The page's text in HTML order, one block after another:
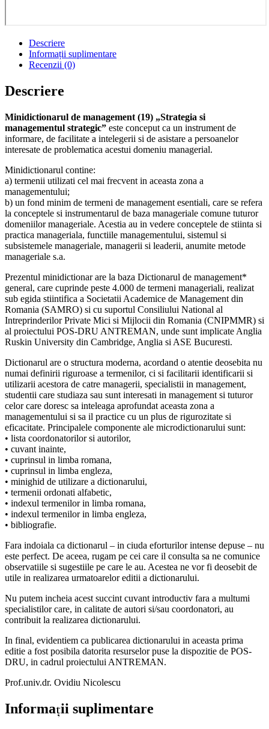
Descriere
Informații suplimentare
Recenzii (0)
Descriere
Minidictionarul de management (19) „Strategia si
managementul strategic” este conceput ca un instrument de
informare, de facilitate a intelegerii si de asistare a persoanelor
interesate de problematica acestui domeniu managerial.
Minidictionarul contine:
a) termenii utilizati cel mai frecvent in aceasta zona a
managementului;
b) un fond minim de termeni de management esentiali, care se refera
la conceptele si instrumentarul de baza manageriale comune tuturor
domeniilor manageriale. Acestia au in vedere conceptele de stiinta si
practica manageriala, functiile managementului, sistemul si
subsistemele manageriale, managerii si leaderii, anumite metode
manageriale s.a.
Prezentul minidictionar are la baza Dictionarul de management*
general, care cuprinde peste 4.000 de termeni manageriali, realizat
sub egida stiintifica a Societatii Academice de Management din
Romania (SAMRO) si cu suportul Consiliului National al
Intreprinderilor Private Mici si Mijlocii din Romania (CNIPMMR) si
al proiectului POS-DRU ANTREMAN, unde sunt implicate Anglia
Ruskin University din Cambridge, Anglia si ASE Bucuresti.
Dictionarul are o structura moderna, acordand o atentie deosebita nu
numai definirii riguroase a termenilor, ci si facilitarii identificarii si
utilizarii acestora de catre managerii, specialistii in management,
studentii care studiaza sau sunt interesati in management si tuturor
celor care doresc sa inteleaga aprofundat aceasta zona a
managementului si sa il practice cu un plus de rigurozitate si
eficacitate. Principalele componente ale microdictionarului sunt:
• lista coordonatorilor si autorilor,
• cuvant inainte,
• cuprinsul in limba romana,
• cuprinsul in limba engleza,
• minighid de utilizare a dictionarului,
• termenii ordonati alfabetic,
• indexul termenilor in limba romana,
• indexul termenilor in limba engleza,
• bibliografie.
Fara indoiala ca dictionarul – in ciuda eforturilor intense depuse – nu
este perfect. De aceea, rugam pe cei care il consulta sa ne comunice
observatiile si sugestiile pe care le au. Acestea ne vor fi deosebit de
utile in realizarea urmatoarelor editii a dictionarului.
Nu putem incheia acest succint cuvant introductiv fara a multumi
specialistilor care, in calitate de autori si/sau coordonatori, au
contribuit la realizarea dictionarului.
In final, evidentiem ca publicarea dictionarului in aceasta prima
editie a fost posibila datorita resurselor puse la dispozitie de POS-
DRU, in cadrul proiectului ANTREMAN.
Prof.univ.dr. Ovidiu Nicolescu
Informații suplimentare